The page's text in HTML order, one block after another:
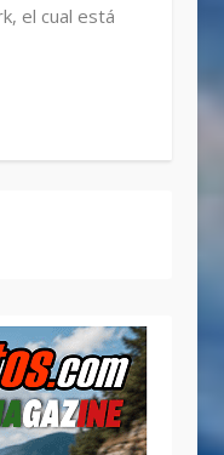
el cual está